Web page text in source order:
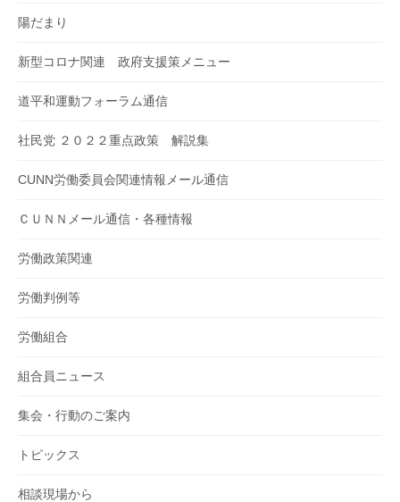
陽だまり
新型コロナ関連 政府支援策メニュー
道平和運動フォーラム通信
社民党 ２０２２重点政策 解説集
CUNN労働委員会関連情報メール通信
ＣＵＮＮメール通信・各種情報
労働政策関連
労働判例等
労働組合
組合員ニュース
集会・行動のご案内
トピックス
相談現場から